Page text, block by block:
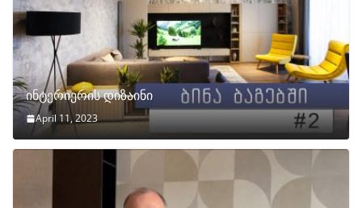
ინტერიერის დიზაინი
April 11, 2023